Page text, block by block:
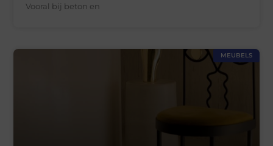
Vooral bij beton en
MEUBELS